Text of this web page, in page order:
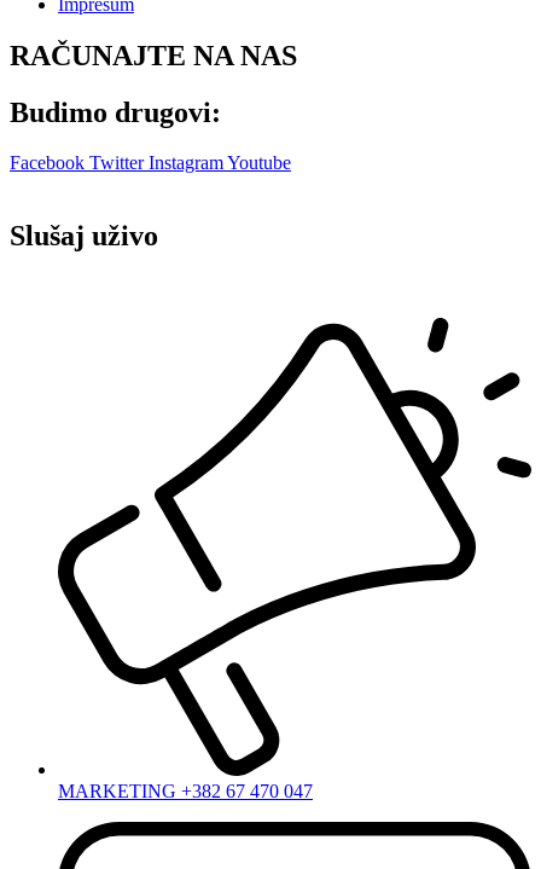
RAČUNAJTE NA NAS
Budimo drugovi:
Facebook Twitter InstagramYoutube
Slušaj uživo
MARKETING +382 67 470 047